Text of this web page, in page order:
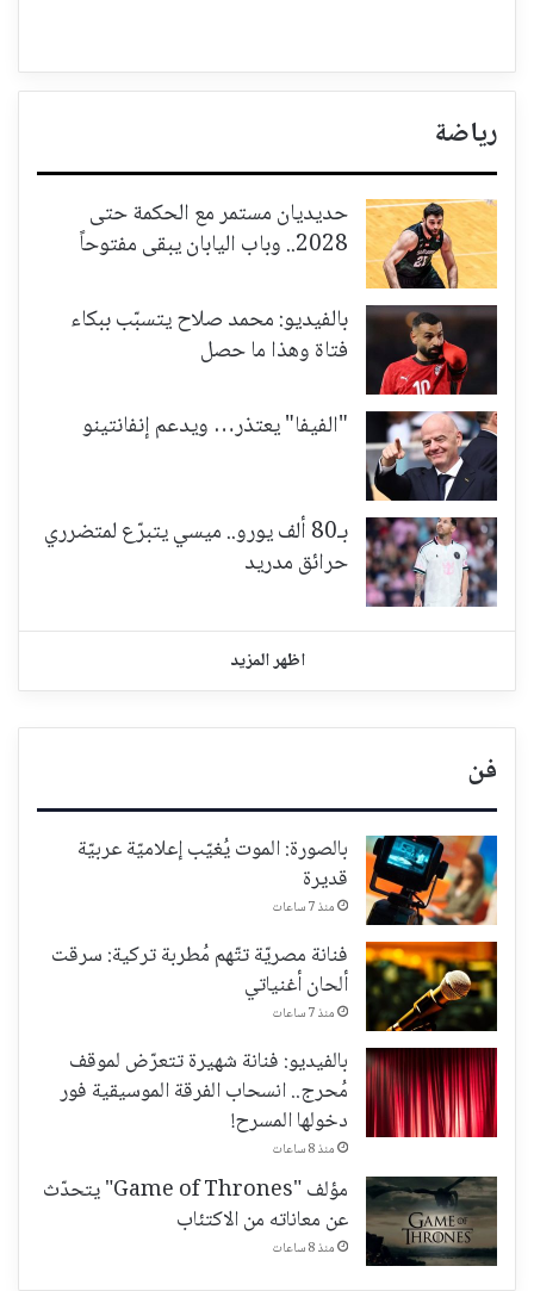
رياضة
حديديان مستمر مع الحكمة حتى
2028.. وباب اليابان يبقى مفتوحاً
بالفيديو: محمد صلاح يتسبّب ببكاء
فتاة وهذا ما حصل
"الفيفا" يعتذر… ويدعم إنفانتينو
بـ80 ألف يورو.. ميسي يتبرّع لمتضرري
حرائق مدريد
اظهر المزيد
فن
بالصورة: الموت يُغيّب إعلاميّة عربيّة
قديرة
منذ 7 ساعات
فنانة مصريّة تتّهم مُطربة تركية: سرقت
ألحان أغنياتي
منذ 7 ساعات
بالفيديو: فنانة شهيرة تتعرّض لموقف
مُحرج.. انسحاب الفرقة الموسيقية فور
دخولها المسرح!
منذ 8 ساعات
مؤلف "Game of Thrones" يتحدّث
عن معاناته من الاكتئاب
منذ 8 ساعات